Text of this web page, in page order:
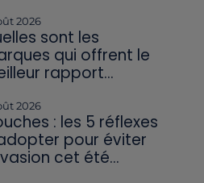
2026
sont les
qui offrent le
rapport...
2026
: les 5 réflexes
pour éviter
cet été...